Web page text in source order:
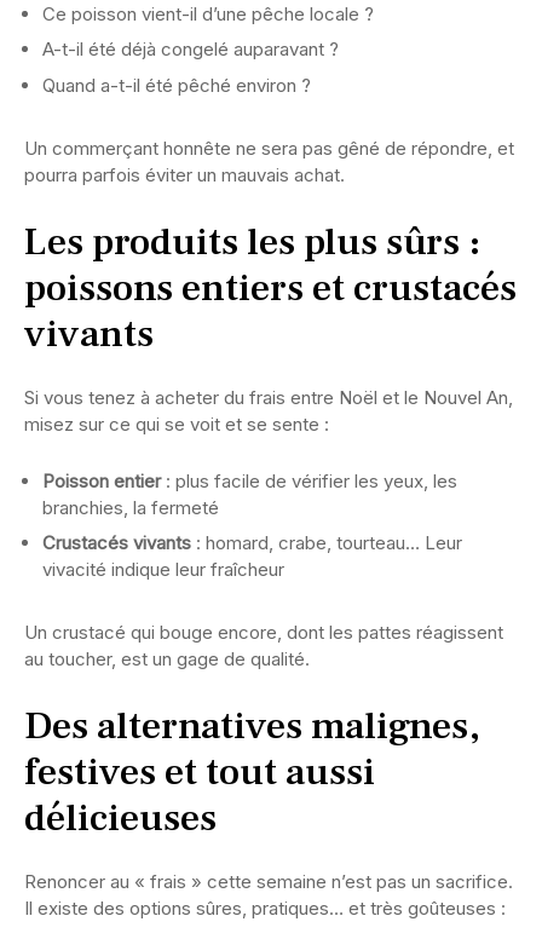
Ce poisson vient-il d’une pêche locale ?
A-t-il été déjà congelé auparavant ?
Quand a-t-il été pêché environ ?
Un commerçant honnête ne sera pas gêné de répondre, et
pourra parfois éviter un mauvais achat.
Les produits les plus sûrs :
poissons entiers et crustacés
vivants
Si vous tenez à acheter du frais entre Noël et le Nouvel An,
misez sur ce qui se voit et se sente :
Poisson entier: plus facile de vérifier les yeux, les
branchies, la fermeté
Crustacés vivants : homard, crabe, tourteau… Leur
vivacité indique leur fraîcheur
Un crustacé qui bouge encore, dont les pattes réagissent
au toucher, est un gage de qualité.
Des alternatives malignes,
festives et tout aussi
délicieuses
Renoncer au « frais » cette semaine n’est pas un sacrifice.
Il existe des options sûres, pratiques… et très goûteuses :